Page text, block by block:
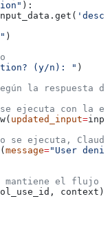
):
" )
(y/n): " )
la respuesta
ejecuta con la
updated_input=
se ejecuta,
message="User
el flujo
, context ):